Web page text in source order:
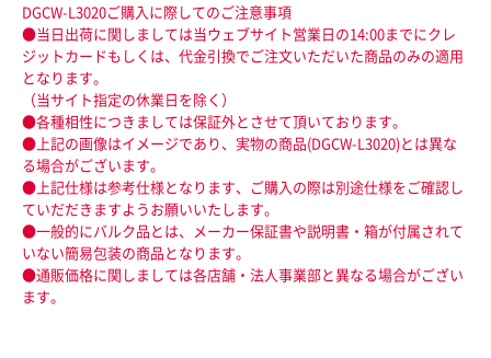
DGCW-L3020ご購入に際してのご注意事項
●当日出荷に関しましては当ウェブサイト営業日の14:00までにクレ
ジットカードもしくは、代金引換でご注文いただいた商品のみの適用
となります。
（当サイト指定の休業日を除く）
●各種相性につきましては保証外とさせて頂いております。
●上記の画像はイメージであり、実物の商品(DGCW-L3020)とは異な
る場合がございます。
●上記仕様は参考仕様となります、ご購入の際は別途仕様をご確認し
ていだだきますようお願いいたします。
●一般的にバルク品とは、メーカー保証書や説明書・箱が付属されて
いない簡易包装の商品となります。
●通販価格に関しましては各店舗・法人事業部と異なる場合がござい
ます。